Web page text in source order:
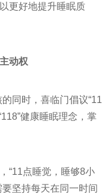
更好地提升睡眠质
动权
同时，喜临门倡议“11
健康睡眠理念，掌
“11点睡觉，睡够8小
坚持每天在同一时间